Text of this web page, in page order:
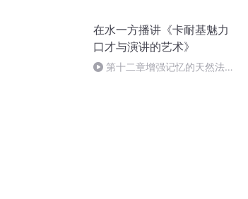
在水一方播讲《卡耐基魅力
口才与演讲的艺术》
第十二章增强记忆的天然法则